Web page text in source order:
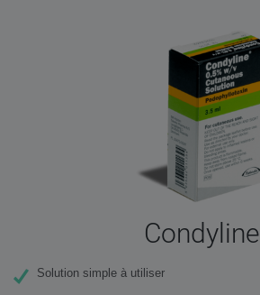
Condyline
Solution simple à utiliser